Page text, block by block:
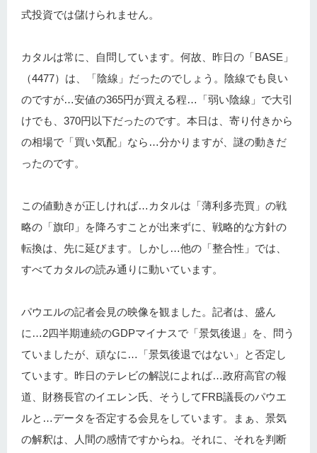
式投資では儲けられません。
カタルは常に、自問しています。何故、昨日の「BASE」
（4477）は、「陰線」だったのでしょう。陰線でも良い
のですが…安値の365円が買える程…「弱い陰線」で大引
けでも、370円以下だったのです。本日は、寄り付きから
の相場で「買い気配」なら…分かりますが、謎の動きだ
ったのです。
この値動きが正しければ…カタルは「薄利多売買」の戦
略の「旗印」を降ろすことが出来ずに、戦略的な方針の
転換は、先に延びます。しかし…他の「整合性」では、
すべてカタルの読み通りに動いています。
パウエルの記者会見の映像を観ました。記者は、盛ん
に…2四半期連続のGDPマイナスで「景気後退」を、問う
ていましたが、頑なに…「景気後退ではない」と否定し
ています。昨日のテレビの解説によれば…政府高官の報
道、財務長官のイエレン氏、そうしてFRB議長のパウエ
ルと…データを否定する会見をしています。まぁ、景気
の解釈は、人間の感情ですからね。それに、それを判断